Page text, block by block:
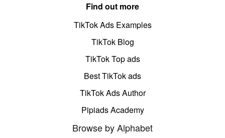
Find out more
TikTok Ads Examples
TikTok Blog
TikTok Top ads
Best TikTok ads
TikTok Ads Author
Pipiads Academy
Browse by Alphabet